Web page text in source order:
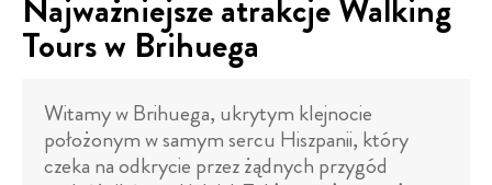
Tours w Brihuega
Witamy w Brihuega, ukrytym klejnocie
położonym w samym sercu Hiszpanii, który
czeka na odkrycie przez żądnych przygód